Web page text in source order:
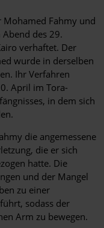
Mohamed Fahmy und
des 29.
verhaftet. Der
wurde in derselben
Ihr Verfahren
April im Tora-
in dem sich
die angemessene
die er sich
hatte. Die
und der Mangel
zu einer
sodass der
Arm zu bewegen.